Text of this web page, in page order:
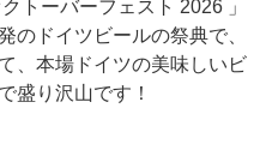
トーバーフェスト 2026 」
のドイツビールの祭典で、
、本場ドイツの美味しいビ
盛り沢山です！